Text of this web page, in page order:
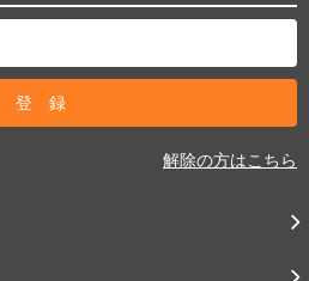
解除の方はこちら